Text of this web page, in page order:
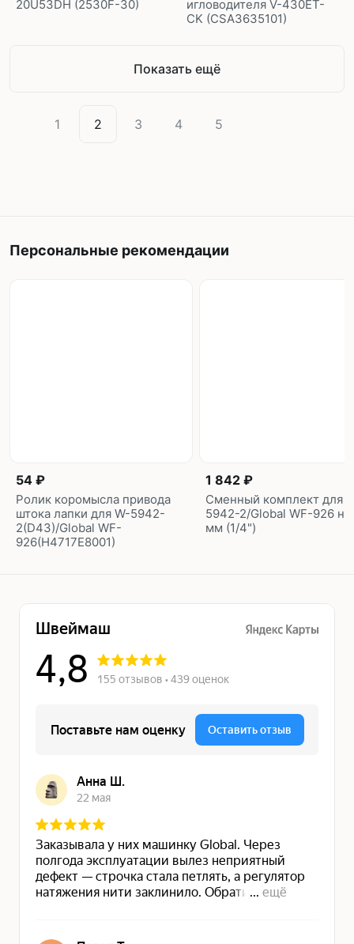
20U53DH (2530F-30)
игловодителя V-430ET-
CK (CSA3635101)
Показать ещё
1 2 3 4 5
Персональные рекомендации
54 ₽
Ролик коромысла привода
штока лапки для W-5942-
2(D43)/Global WF-
926(H4717E8001)
1 842 ₽
Сменный комплект для
5942-2/Global WF-926 на
мм (1/4")